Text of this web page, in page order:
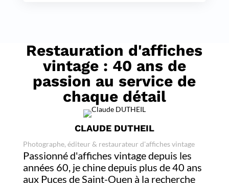
Restauration d'affiches
vintage : 40 ans de
passion au service de
chaque détail
CLAUDE DUTHEIL
Photographe, éditeur & restaurateur d'affiches vintage
Passionné d'affiches vintage depuis les
années 60, je chine depuis plus de 40 ans
aux Puces de Saint-Ouen à la recherche